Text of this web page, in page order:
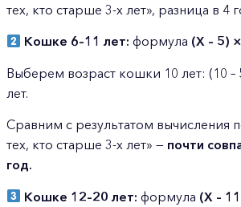
тех, кто старше 3-х лет», разница в 4
Кошке 6–11 лет:формула (Х – 5)
Выберем возраст кошки 10 лет: (10 –
лет.
Сравним с результатом вычисления
тех, кто старше 3-х лет» — почти
год.
Кошке 12–20 лет:формула (Х –